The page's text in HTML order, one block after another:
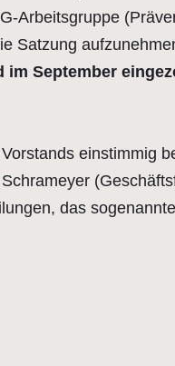
Arbeitsgruppe
Satzung
im September
einstimmig
das